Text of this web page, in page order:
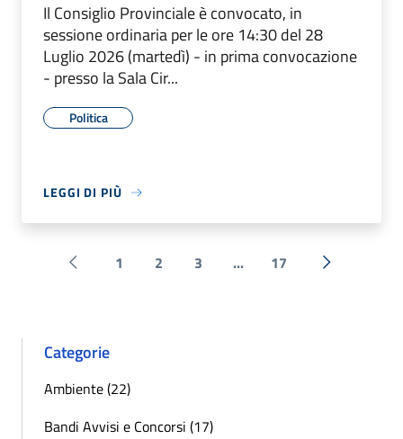
Il Consiglio Provinciale è convocato, in
sessione ordinaria per le ore 14:30 del 28
Luglio 2026 (martedì) - in prima convocazione
- presso la Sala Cir...
Politica
LEGGI DI PIÙ
Pagina precedente
1 2 3 ... 17 Successiva
Categorie
Ambiente (22)
Bandi Avvisi e Concorsi (17)